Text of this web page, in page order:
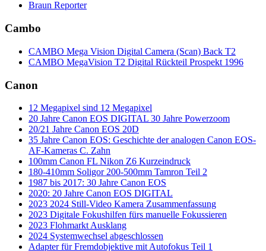
Braun Reporter
Cambo
CAMBO Mega Vision Digital Camera (Scan) Back T2
CAMBO MegaVision T2 Digital Rückteil Prospekt 1996
Canon
12 Megapixel sind 12 Megapixel
20 Jahre Canon EOS DIGITAL 30 Jahre Powerzoom
20/21 Jahre Canon EOS 20D
35 Jahre Canon EOS: Geschichte der analogen Canon EOS-
AF-Kameras C. Zahn
100mm Canon FL Nikon Z6 Kurzeindruck
180-410mm Soligor 200-500mm Tamron Teil 2
1987 bis 2017: 30 Jahre Canon EOS
2020: 20 Jahre Canon EOS DIGITAL
2023 2024 Still-Video Kamera Zusammenfassung
2023 Digitale Fokushilfen fürs manuelle Fokussieren
2023 Flohmarkt Ausklang
2024 Systemwechsel abgeschlossen
Adapter für Fremdobjektive mit Autofokus Teil 1